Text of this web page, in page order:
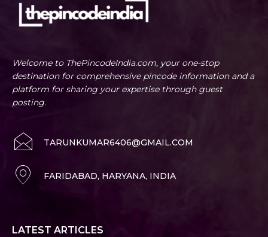
Welcome to ThePincodeIndia.com, your one-stop
destination for comprehensive pincode information and a
platform for sharing your expertise through guest
posting.
TARUNKUMAR6406@GMAIL.COM
FARIDABAD, HARYANA, INDIA
LATEST ARTICLES